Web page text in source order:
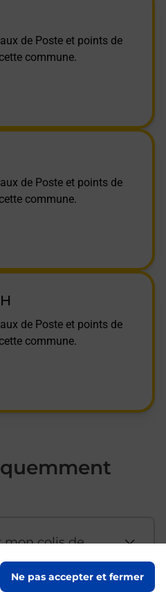
Ne pas accepter et fermer
de Poste et points de
commune.
de Poste et points de
commune.
de Poste et points de
commune.
mon colis de